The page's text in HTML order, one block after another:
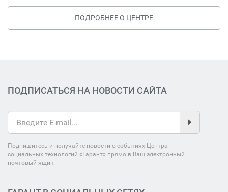
ПОДРОБНЕЕ О ЦЕНТРЕ
ПОДПИСАТЬСЯ НА НОВОСТИ САЙТА
Подпишитесь и получайте новости о событиях Центра
социальных технологий «Гарант» прямо в Ваш электронный
почтовый ящик.